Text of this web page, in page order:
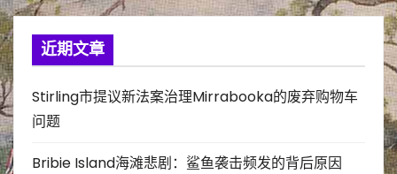
近期文章
Stirling市提议新法案治理Mirrabooka的废弃购物车
问题
Bribie Island海滩悲剧：鲨鱼袭击频发的背后原因